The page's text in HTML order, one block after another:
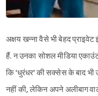
अक्षय खन्ना वैसे भी बेहद
हैं. न उनका सोशल मीडिया
कि 'धुरंधर' की सक्सेस के बाद भी
नहीं की, लेकिन अपने अलीबाग